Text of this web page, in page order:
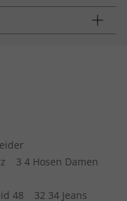
3 4 Hosen Damen
48
32 34 Jeans